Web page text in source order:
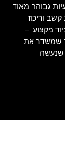
גבוהה מאוד
וריכוז
מקצועי –
שמשדר את
שנעשה